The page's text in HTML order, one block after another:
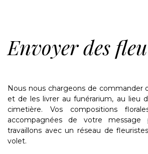
Envoyer des
Nous nous chargeons de commander
et de les livrer au funérarium, au lieu
cimetière. Vos compositions
accompagnées de votre message
travaillons avec un réseau de
volet.